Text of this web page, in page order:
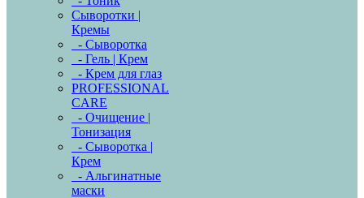
Сыворотки |
Кремы
- Сыворотка
- Гель | Крем
- Крем для глаз
PROFESSIONAL
CARE
- Очищение |
Тонизация
- Сыворотка |
Крем
- Альгинатные
маски